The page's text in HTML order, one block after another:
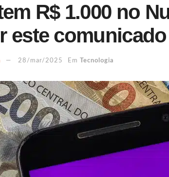
R$ 1.000 no
este comunicado
28/mar/2025 Em Tecnologia